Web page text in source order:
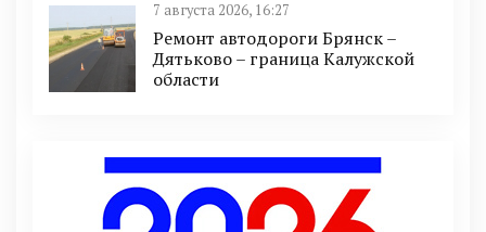
7 августа 2026, 16:27
Ремонт автодороги Брянск –
Дятьково – граница Калужской
области